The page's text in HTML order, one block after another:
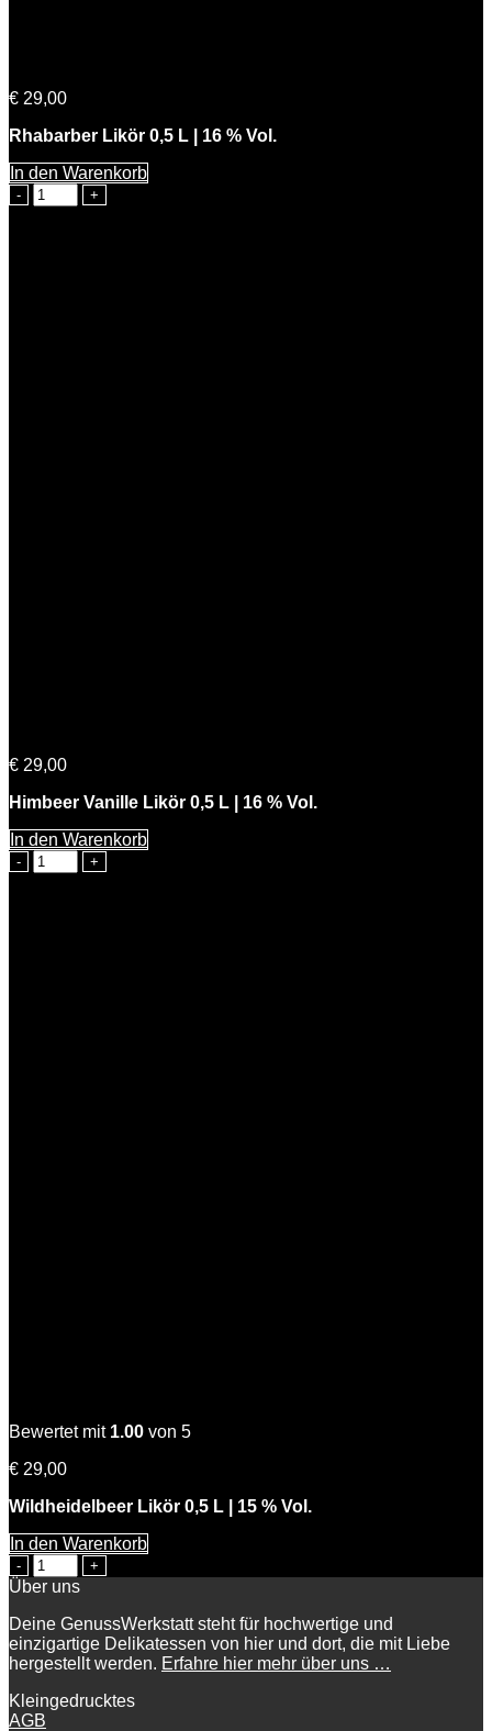
€ 29,00
Rhabarber Likör 0,5 L | 16 % Vol.
In den Warenkorb
Freche
Rhabarbara
€ 29,00
Himbeer Vanille Likör 0,5 L | 16 % Vol.
In den Warenkorb
Himmlische
Beerta
Bewertet mit 1.00 von 5
€ 29,00
Wildheidelbeer Likör 0,5 L | 15 % Vol.
In den Warenkorb
Wilde
Hilde
Über uns
Deine GenussWerkstatt steht für hochwertige und
einzigartige Delikatessen von hier und dort, die mit Liebe
hergestellt werden. Erfahre hier mehr über uns …
Kleingedrucktes
AGB